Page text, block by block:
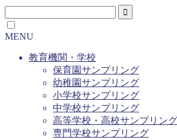
MENU
教育機関・学校
保育園サンプリング
幼稚園サンプリング
小学校サンプリング
中学校サンプリング
高等学校・高校サンプリング
専門学校サンプリング